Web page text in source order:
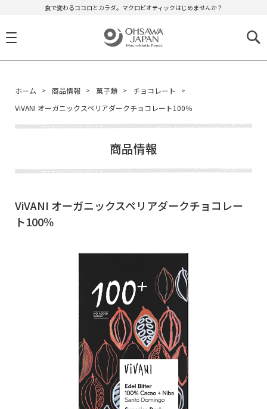
食で変わるココロとカラダ。マクロビオティックはじめませんか？
ホーム 商品情報 菓子類
チョコレート
ViVANI オーガニックスペリアダークチョコレート100％
商品情報
ViVANI オーガニックスペリアダークチョコレー
ト100％